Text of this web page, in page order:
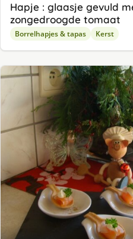
Hapje : glaasje gevuld
zongedroogde tomaat
Borrelhapjes & tapas Kerst